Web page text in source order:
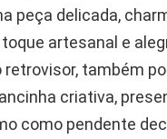
peça delicada,
artesanal e
retrovisor, também
criativa,
como pendente